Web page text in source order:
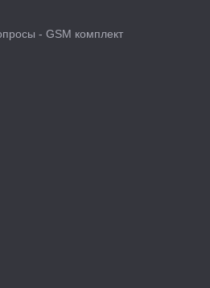
- GSM комплект